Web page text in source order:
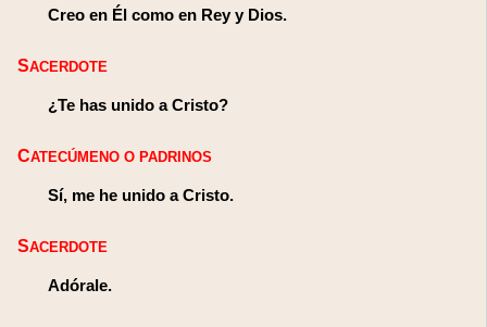
Creo en Él como en Rey y Dios.
SACERDOTE
¿Te has unido a Cristo?
CATECÚMENO O PADRINOS
Sí, me he unido a Cristo.
SACERDOTE
Adórale.